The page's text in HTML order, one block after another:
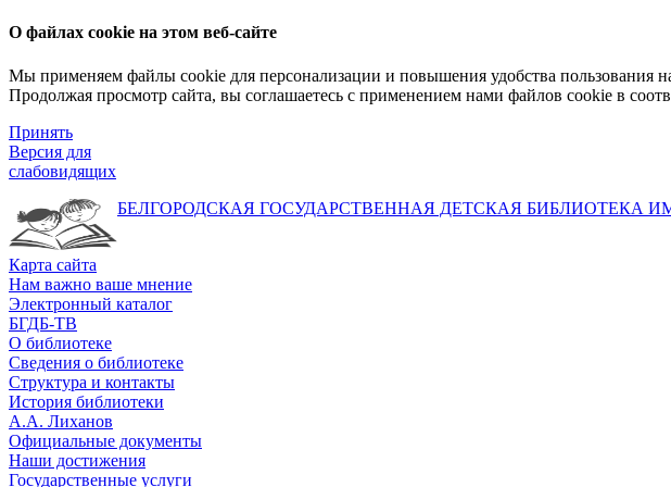
О файлах cookie на этом веб-сайте
Мы применяем файлы cookie для персонализации и повышения удобства пользования
Продолжая просмотр сайта, вы соглашаетесь с применением нами файлов cookie в
Принять
Версия для
слабовидящих
БЕЛГОРОДСКАЯ ГОСУДАРСТВЕННАЯ ДЕТСКАЯ БИБЛИОТЕКА
Карта сайта
Нам важно ваше мнение
Электронный каталог
БГДБ-ТВ
О библиотеке
Сведения о библиотеке
Структура и контакты
История библиотеки
А.А. Лиханов
Официальные документы
Наши достижения
Государственные услуги